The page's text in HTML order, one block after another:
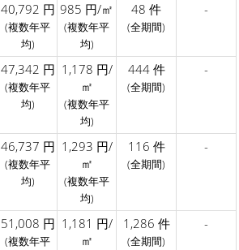
40,792 円
(複数年平
均)
985 円/㎡
(複数年平
均)
48 件
(全期間)
-
47,342 円
(複数年平
均)
1,178 円/
㎡
(複数年平
均)
444 件
(全期間)
-
46,737 円
(複数年平
均)
1,293 円/
㎡
(複数年平
均)
116 件
(全期間)
-
51,008 円
(複数年平
1,181 円/
㎡
1,286 件
(全期間)
-